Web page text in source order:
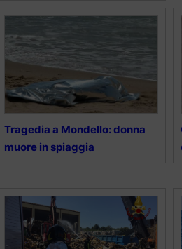
Tragedia a Mondello: donna
muore in spiaggia